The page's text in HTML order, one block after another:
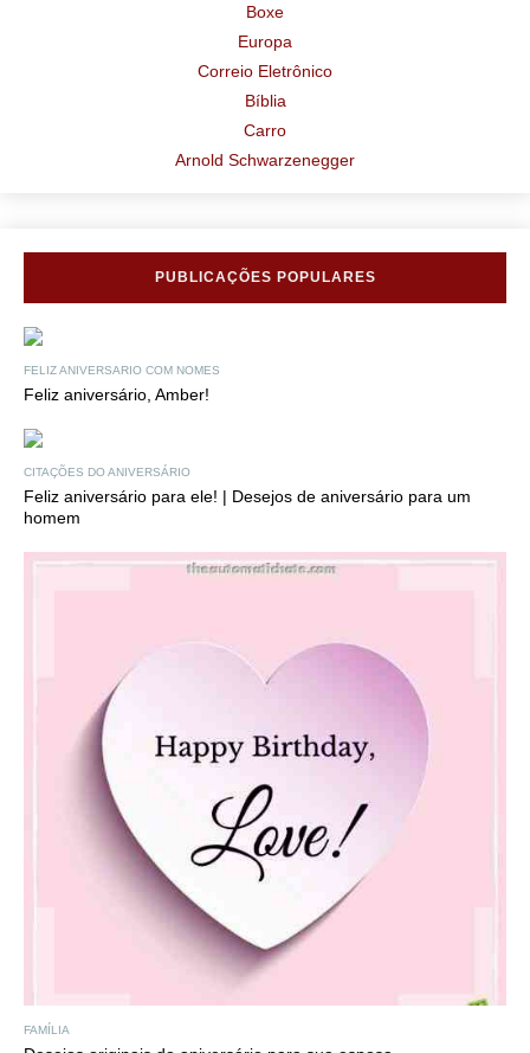
Boxe
Europa
Correio Eletrônico
Bíblia
Carro
Arnold Schwarzenegger
PUBLICAÇÕES POPULARES
FELIZ ANIVERSARIO COM NOMES
Feliz aniversário, Amber!
CITAÇÕES DO ANIVERSÁRIO
Feliz aniversário para ele! | Desejos de aniversário para um
homem
FAMÍLIA